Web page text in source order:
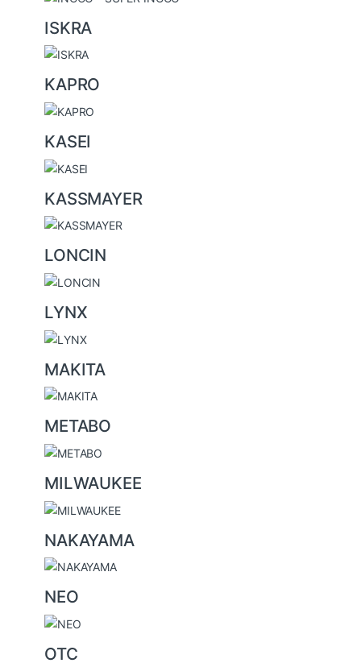
ISKRA
KAPRO
KASEI
KASSMAYER
LONCIN
LYNX
MAKITA
METABO
MILWAUKEE
NAKAYAMA
NEO
OTC